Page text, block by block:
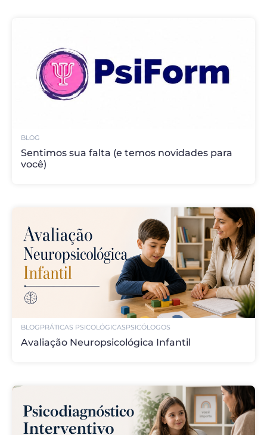
BLOG
Sentimos sua falta (e temos novidades para
você)
BLOGPRÁTICAS PSICOLÓGICASPSICÓLOGOS
Avaliação Neuropsicológica Infantil